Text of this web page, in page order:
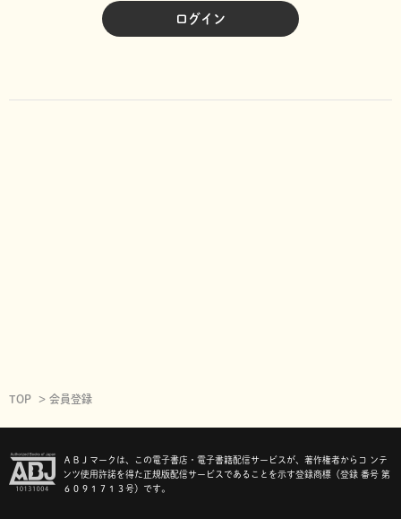
ログイン
TOP 会員登録
ＡＢＪマークは、この電子書店・電子書籍配信サービスが、著作権者からコ ンテ
ンツ使用許諾を得た正規版配信サービスであることを示す登録商標（登録 番号 第
６０９１７１３号）です。